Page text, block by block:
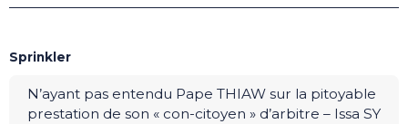
Sprinkler
N’ayant pas entendu Pape THIAW sur la pitoyable
prestation de son « con-citoyen » d’arbitre – Issa SY